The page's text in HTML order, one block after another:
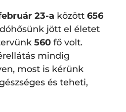
23-a között 656
jött el életet
560fő volt.
mindig
most is kérünk
és teheti,